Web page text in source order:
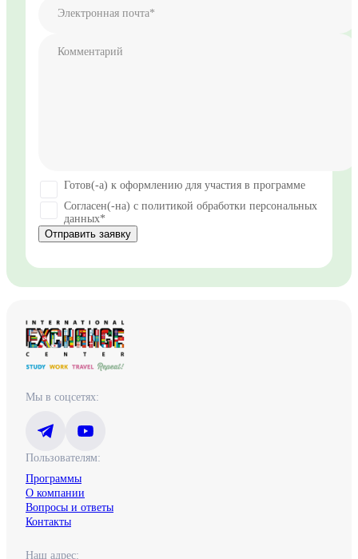
Электронная почта*
Комментарий
Готов(-а) к оформлению для участия в программе
Согласен(-на) с политикой обработки персональных
данных*
Отправить заявку
Мы в соцсетях:
Пользователям:
Программы
О компании
Вопросы и ответы
Контакты
Наш адрес: